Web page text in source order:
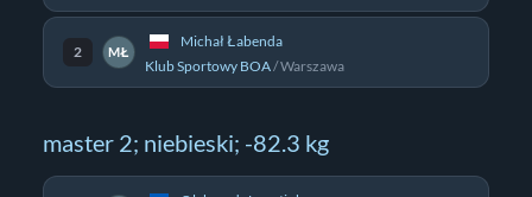
2 MŁ
Michał Łabenda
Klub Sportowy BOA/Warszawa
master 2; niebieski; -82.3 kg